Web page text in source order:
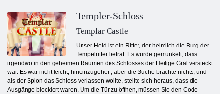
Templer-Schloss
Templar Castle
Unser Held ist ein Ritter, der heimlich die Burg der
Tempelritter betrat. Es wurde gemunkelt, dass
irgendwo in den geheimen Räumen des Schlosses der Heilige Gral versteckt
war. Es war nicht leicht, hineinzugehen, aber die Suche brachte nichts, und
als der Spion das Schloss verlassen wollte, stellte sich heraus, dass die
Ausgänge blockiert waren. Um die Tür zu öffnen, müssen Sie den Code-